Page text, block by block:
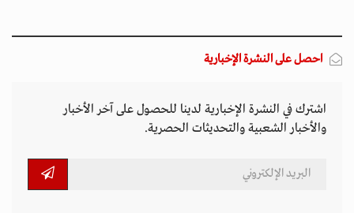
احصل على النشرة الإخبارية
اشترك في النشرة الإخبارية لدينا للحصول على آخر الأخبار
والأخبار الشعبية والتحديثات الحصرية.